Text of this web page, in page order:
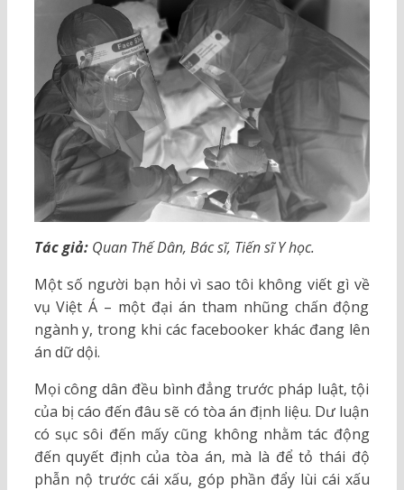
Tác giả:Quan Thế Dân, Bác sĩ, Tiến sĩ Y học.
Một số người bạn hỏi vì sao tôi không viết gì về
vụ Việt Á – một đại án tham nhũng chấn động
ngành y, trong khi các facebooker khác đang lên
án dữ dội.
Mọi công dân đều bình đẳng trước pháp luật, tội
của bị cáo đến đâu sẽ có tòa án định liệu. Dư luận
có sục sôi đến mấy cũng không nhằm tác động
đến quyết định của tòa án, mà là để tỏ thái độ
phẫn nộ trước cái xấu, góp phần đẩy lùi cái xấu